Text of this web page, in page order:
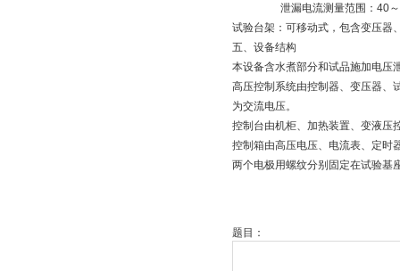
泄漏电流测量范围：40～
试验台架：可移动式，包含变压器
五、设备结构
本设备含水煮部分和试品施加电压
高压控制系统由控制器、变压器、
为交流电压。
控制台由机柜、加热装置、变液压
控制箱由高压电压、电流表、定时
两个电极用螺纹分别固定在试验基
题目：